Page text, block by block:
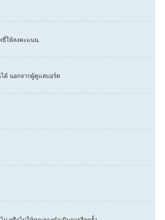
ธิ์ให้ลงคะแนน.
ด้ นอกจากผู้ดูแลบอร์ด